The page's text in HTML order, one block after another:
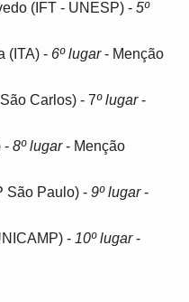
(IFT - UNESP) - 5º
(ITA) - 6º lugar- Menção
Carlos) - 7º lugar-
- 8º lugar- Menção
São Paulo) - 9º lugar-
- 10º lugar-